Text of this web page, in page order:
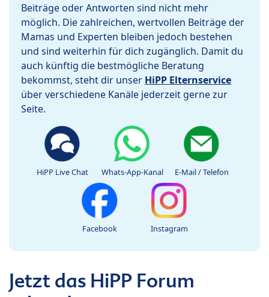
Beiträge oder Antworten sind nicht mehr
möglich. Die zahlreichen, wertvollen Beiträge der
Mamas und Experten bleiben jedoch bestehen
und sind weiterhin für dich zugänglich. Damit du
auch künftig die bestmögliche Beratung
bekommst, steht dir unser HiPP Elternservice
über verschiedene Kanäle jederzeit gerne zur
Seite.
HiPP Live Chat Whats-App-Kanal E-Mail / Telefon
Facebook Instagram
Jetzt das HiPP Forum